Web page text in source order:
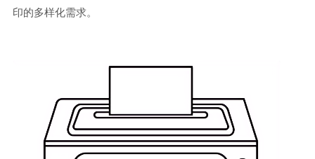
印的多样化需求。